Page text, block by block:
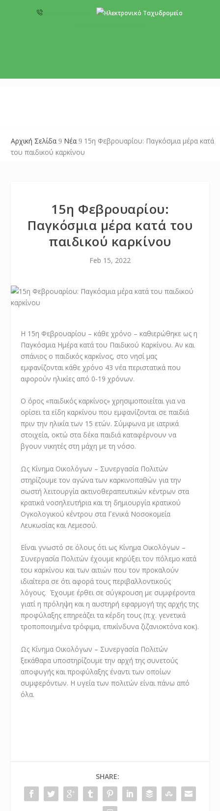
Αρχική Σελίδα 9 Νέα 9 15η Φεβρουαρίου: Παγκόσμια μέρα κατά
του παιδικού καρκίνου
15η Φεβρουαρίου:
Παγκόσμια μέρα κατά του
παιδικού καρκίνου
Feb 15, 2022
Η 15η Φεβρουαρίου – κάθε χρόνο – καθιερώθηκε ως η
Παγκόσμια Ημέρα κατά του Παιδικού Καρκίνου. Αν και
σπάνιος ο παιδικός καρκίνος, στο νησί μας
εμφανίζονται κάθε χρόνο 43 νέα περιστατικά που
αφορούν ηλικίες από 0-19 χρόνων.
Ο όρος «παιδικός καρκίνος» χρησιμοποιείται για να
ορίσει τα είδη καρκίνου που εμφανίζονται σε παιδιά
πριν την ηλικία των 15 ετών. Σύμφωνα με ιατρικά
στοιχεία, οκτώ στα δέκα παιδιά καταφέρνουν να
βγουν νικητές στη μάχη με τη νόσο.
Ως Κίνημα Οικολόγων – Συνεργασία Πολιτών
στηρίζουμε τον αγώνα των καρκινοπαθών για την
σωστή λειτουργία ακτινοθεραπευτικών κέντρων στα
κρατικά νοσηλευτήρια και τη δημιουργία κρατικού
Ογκολογικού κέντρου στα Γενικά Νοσοκομεία
Λευκωσίας και Λεμεσού.
Είναι γνωστό σε όλους ότι ως Κίνημα Οικολόγων –
Συνεργασία Πολιτών έχουμε κηρύξει τον πόλεμο κατά
του καρκίνου και των αιτιών που τον προκαλούν
ιδιαίτερα σε ότι αφορά τους περιβαλλοντικούς
λόγους. Έχουμε έρθει σε σύγκρουση με συμφέροντα
γιατί η πρόληψη και η αυστηρή εφαρμογή της αρχής της
προφύλαξης επηρεάζει τα κέρδη τους (π.χ. γενετικά
τροποποιημένα τρόφιμα, επικίνδυνα ζιζανιοκτόνα κοκ).
Ως Κίνημα Οικολόγων – Συνεργασία Πολιτών
ξεκάθαρα υποστηρίζουμε την αρχή της συνετούς
αποφυγής και προφύλαξης έναντι των οποίων
συμφερόντων. Η υγεία των πολιτών είναι πάνω από
όλα.
SHARE: